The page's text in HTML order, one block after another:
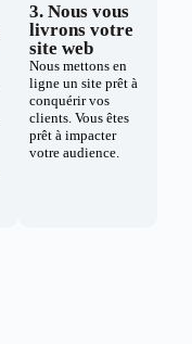
3. Nous vous
livrons votre
site web
Nous mettons en
ligne un site prêt à
conquérir vos
clients. Vous êtes
prêt à impacter
votre audience.